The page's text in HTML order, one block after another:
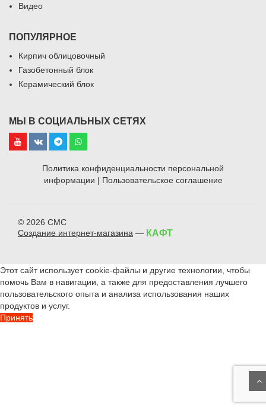
Видео
ПОПУЛЯРНОЕ
Кирпич облицовочный
Газобетонный блок
Керамический блок
МЫ В СОЦИАЛЬНЫХ СЕТЯХ
Политика конфиденциальности персональной
информации | Пользовательское соглашение
© 2026 СМС
Создание интернет-магазина — КАФТ
Этот сайт использует cookie-файлы и другие технологии, чтобы
помочь Вам в навигации, а также для предоставления лучшего
пользовательского опыта и анализа использования наших
продуктов и услуг.
Принять